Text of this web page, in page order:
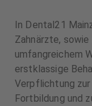
In Dental21
Zahnärzte,
umfangreichem
erstklassige
Verpflichtung zur
Fortbildung und